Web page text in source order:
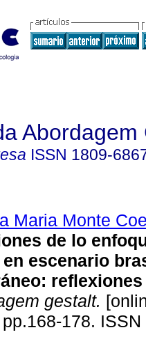
Abordagem
ISSN 1809-
Maria Monte
de lo
escenario
:
gestalt.
178.